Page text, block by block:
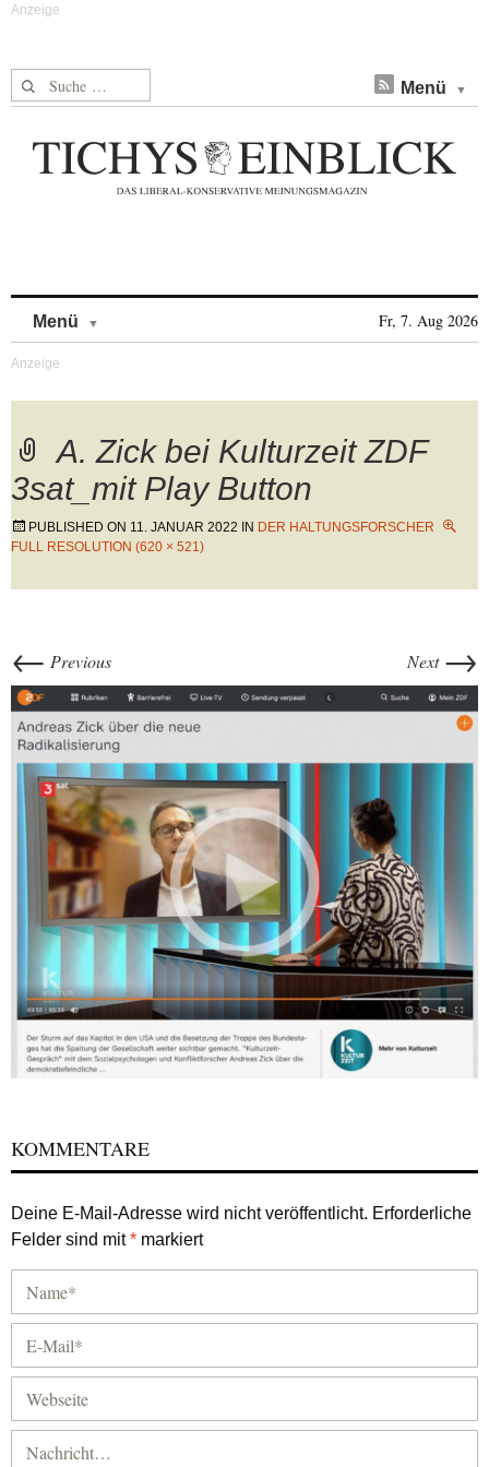
Suche nach: Menü
Menü Fr, 7. Aug 2026
A. Zick bei Kulturzeit ZDF
3sat_mit Play Button
PUBLISHED ON 11. JANUAR 2022 IN DER HALTUNGSFORSCHER
FULL RESOLUTION (620 × 521)
← Previous Next →
KOMMENTARE
Deine E-Mail-Adresse wird nicht veröffentlicht. Erforderliche
Felder sind mit* markiert